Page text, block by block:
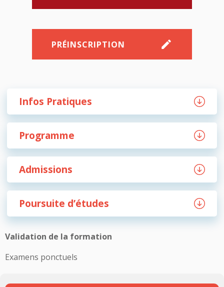
PRÉINSCRIPTION
Infos Pratiques
Programme
Admissions
Poursuite d’études
Validation de la formation
Examens ponctuels